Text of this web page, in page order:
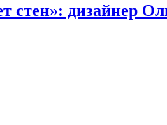
дизайнер